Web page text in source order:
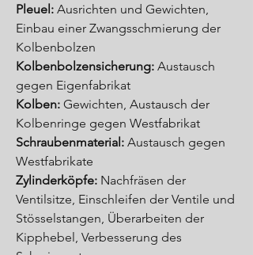
Pleuel: Ausrichten und Gewichten,
Einbau einer Zwangsschmierung der
Kolbenbolzen
Kolbenbolzensicherung: Austausch
gegen Eigenfabrikat
Kolben: Gewichten, Austausch der
Kolbenringe gegen Westfabrikat
Schraubenmaterial: Austausch gegen
Westfabrikate
Zylinderköpfe: Nachfräsen der
Ventilsitze, Einschleifen der Ventile und
Stösselstangen, Überarbeiten der
Kipphebel, Verbesserung des